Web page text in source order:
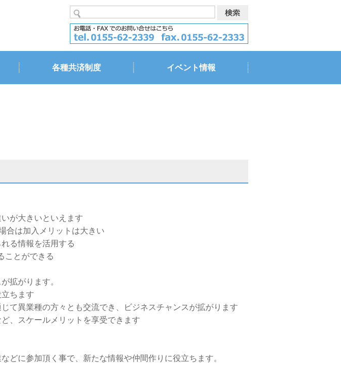
各種共済制度 イベント情報
が大きいといえます
合は加入メリットは大きい
る情報を活用する
とができる
がります。
ちます
業種の方々とも交流でき、ビジネスチャンスが拡がります
スケールメリットを享受できます
に参加頂く事で、新たな情報や仲間作りに役立ちます。